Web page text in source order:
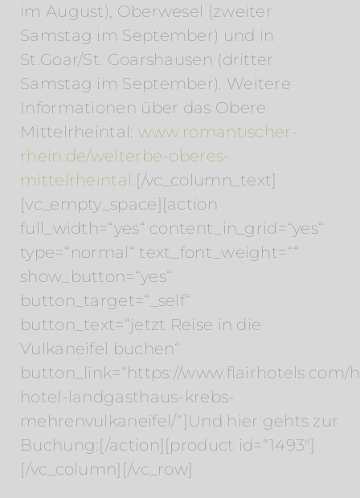
im August), Oberwesel (zweiter
Samstag im September) und in
St.Goar/St. Goarshausen (dritter
Samstag im September). Weitere
Informationen über das Obere
Mittelrheintal: www.romantischer-
rhein.de/welterbe-oberes-
mittelrheintal .[/vc_column_text]
[vc_empty_space][action
full_width=“yes“ content_in_grid=“yes“
type=“normal“ text_font_weight=““
show_button=“yes“
button_target=“_self“
button_text=“jetzt Reise in die
Vulkaneifel buchen“
button_link=“https://www.flairhotels.com/
hotel-landgasthaus-krebs-
mehrenvulkaneifel/“]Und hier gehts zur
Buchung:[/action][product id=“1493″]
[/vc_column][/vc_row]